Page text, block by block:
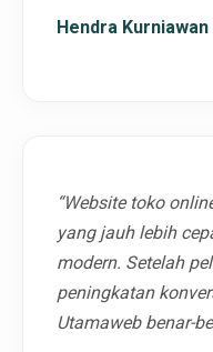
Hendra Kurniawan
“Website toko
yang jauh lebih
modern. Setelah
peningkatan
Utamaweb benar-